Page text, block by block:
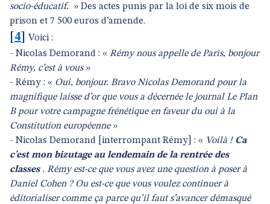
socio-éducatif. » Des actes punis par la loi de six mois de
prison et 7 500 euros d’amende.
4 ]Voici :
- Nicolas Demorand : « Rémy nous appelle de Paris, bonjour
Rémy, c’est à vous»
- Rémy : « Oui, bonjour. Bravo Nicolas Demorand pour la
magnifique laisse d’or que vous a décernée le journal Le Plan
B pour votre campagne frénétique en faveur du oui à la
Constitution européenne»
- Nicolas Demorand [interrompant Rémy] : « Voilà ! Ca
c’est mon bizutage au lendemain de la rentrée des
classes . Rémy est-ce que vous avez une question à poser à
Daniel Cohen ? Ou est-ce que vous voulez continuer à
éditorialiser comme ça parce qu’il faut s’avancer démasqué